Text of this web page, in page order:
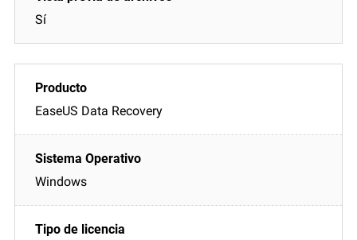
Sí
EaseUS Data Recovery
Windows